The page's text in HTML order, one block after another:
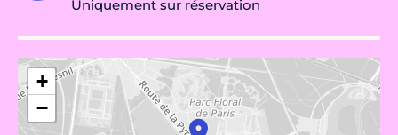
Uniquement sur réservation
+
−